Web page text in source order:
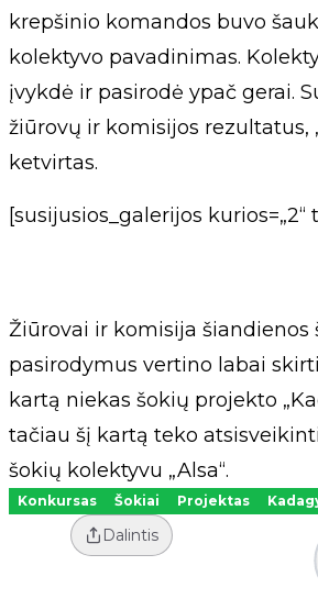
krepšinio komandos buvo
kolektyvo pavadinimas.
įvykdė ir pasirodė ypač gerai.
žiūrovų ir komisijos rezultatus,
ketvirtas.
[susijusios_galerijos kurios=„2“
Žiūrovai ir komisija šiandienos
pasirodymus vertino labai
kartą niekas šokių projekto
tačiau šį kartą teko
šokių kolektyvu „Alsa“.
Konkursas Šokiai Projektas
Dalintis